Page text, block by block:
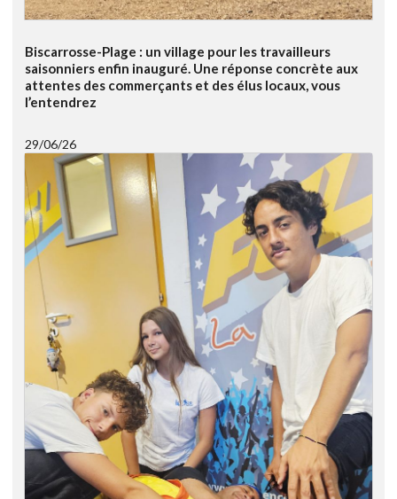
Biscarrosse-Plage : un village pour les travailleurs
saisonniers enfin inauguré. Une réponse concrète aux
attentes des commerçants et des élus locaux, vous
l’entendrez
29/06/26